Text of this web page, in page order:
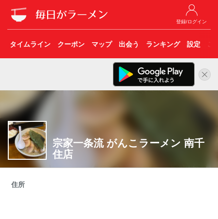
登録/ログイン
タイムライン クーポン マップ 出会う ランキング 設定 こ
宗家一条流 がんこラーメン 南千
住店
住所